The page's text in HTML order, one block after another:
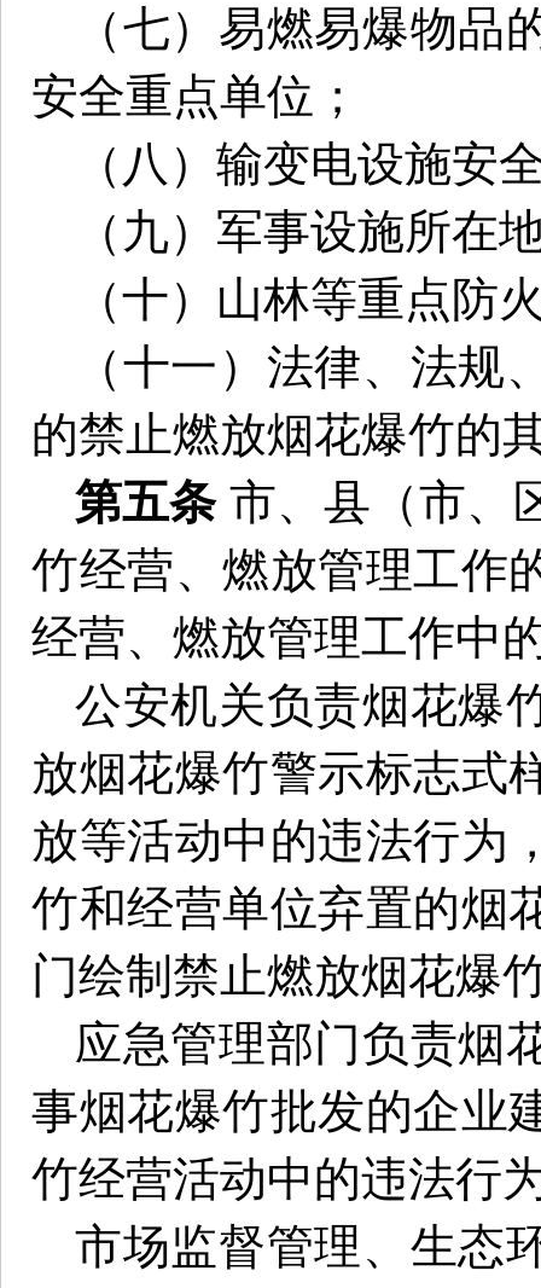
（七）易燃易爆物
安全重点单位；
（八）输变电设施安
（九）军事设施所在
（十）山林等重点防
（十一）法律、法
的禁止燃放烟花爆竹的
第五条 市、县（市、
竹经营、燃放管理工作
经营、燃放管理工作中
公安机关负责烟花爆
放烟花爆竹警示标志式
放等活动中的违法行为
竹和经营单位弃置的烟
门绘制禁止燃放烟花爆
应急管理部门负责烟
事烟花爆竹批发的企业
竹经营活动中的违法行
市场监督管理、生态